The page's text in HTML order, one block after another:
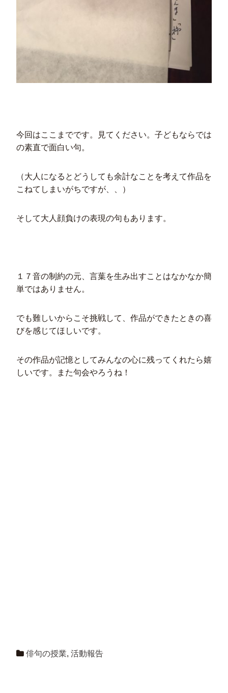
今回はここまでです。見てください。子どもならでは
の素直で面白い句。
（大人になるとどうしても余計なことを考えて作品を
こねてしまいがちですが、、）
そして大人顔負けの表現の句もあります。
１７音の制約の元、言葉を生み出すことはなかなか簡
単ではありません。
でも難しいからこそ挑戦して、作品ができたときの喜
びを感じてほしいです。
その作品が記憶としてみんなの心に残ってくれたら嬉
しいです。また句会やろうね！
俳句の授業, 活動報告